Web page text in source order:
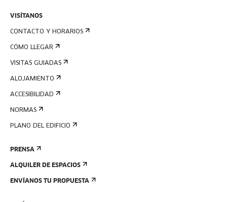
VISÍTANOS
CONTACTO Y HORARIOS
CÓMO LLEGAR
VISITAS GUIADAS
ALOJAMIENTO
ACCESIBILIDAD
NORMAS
PLANO DEL EDIFICIO
PRENSA
ALQUILER DE ESPACIOS
ENVÍANOS TU PROPUESTA